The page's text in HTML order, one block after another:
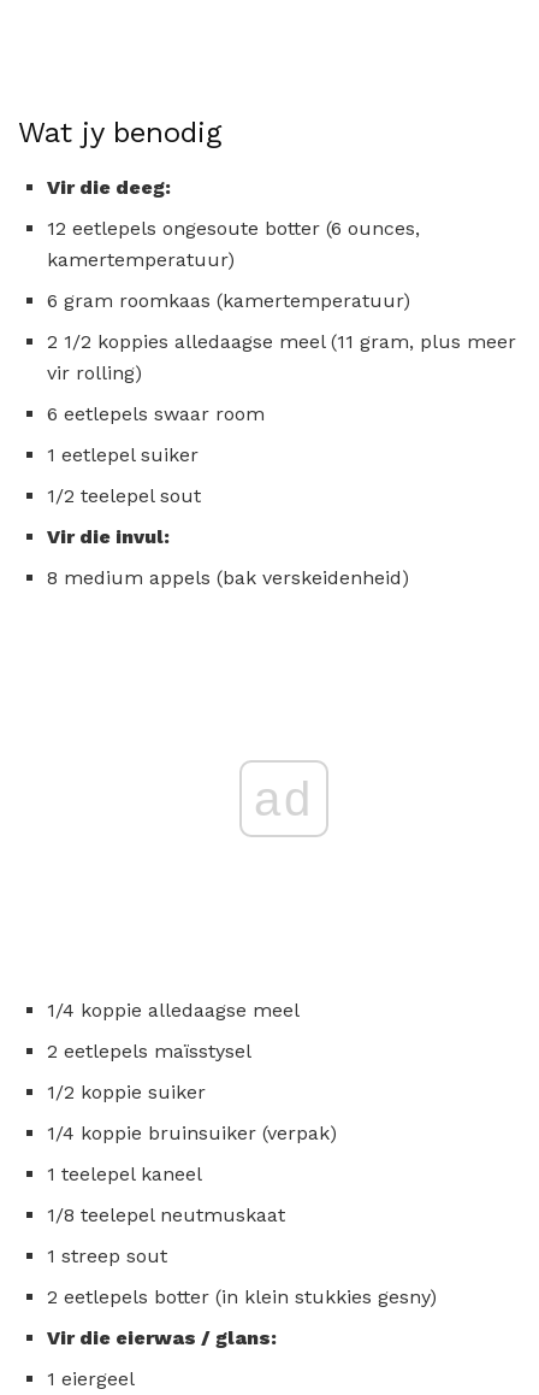
Wat jy benodig
Vir die deeg:
12 eetlepels ongesoute botter (6 ounces,
kamertemperatuur)
6 gram roomkaas (kamertemperatuur)
2 1/2 koppies alledaagse meel (11 gram, plus meer
vir rolling)
6 eetlepels swaar room
1 eetlepel suiker
1/2 teelepel sout
Vir die invul:
8 medium appels (bak verskeidenheid)
ad
1/4 koppie alledaagse meel
2 eetlepels maïsstysel
1/2 koppie suiker
1/4 koppie bruinsuiker (verpak)
1 teelepel kaneel
1/8 teelepel neutmuskaat
1 streep sout
2 eetlepels botter (in klein stukkies gesny)
Vir die eierwas / glans:
1 eiergeel